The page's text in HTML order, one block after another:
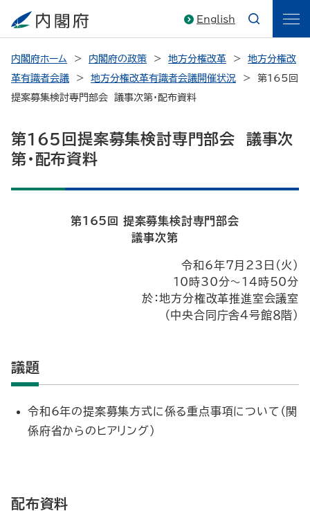
English
内閣府ホーム 内閣府の政策 地方分権改革
地方分権改
革有識者会議
地方分権改革有識者会議開催状況
第165回
提案募集検討専門部会 議事次第・配布資料
第165回提案募集検討専門部会 議事次
第・配布資料
第165回 提案募集検討専門部会
議事次第
令和6年7月23日(火)
10時30分～14時50分
於：地方分権改革推進室会議室
（中央合同庁舎４号館８階）
議題
令和6年の提案募集方式に係る重点事項について（関
係府省からのヒアリング）
配布資料